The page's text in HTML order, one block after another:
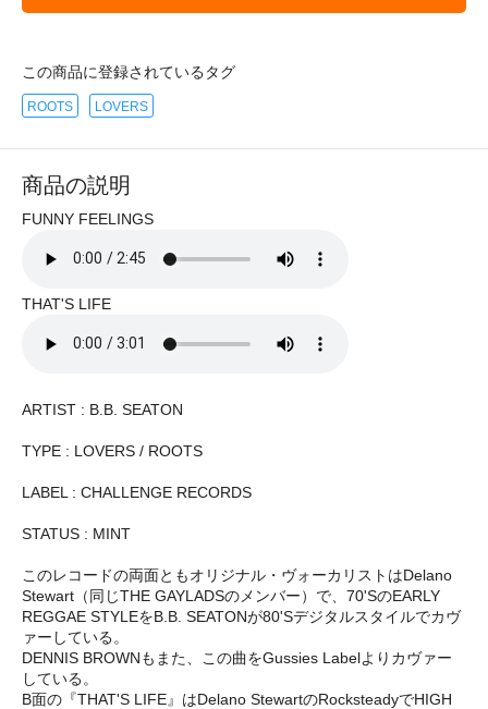
この商品に登録されているタグ
ROOTS LOVERS
商品の説明
FUNNY FEELINGS
THAT'S LIFE
ARTIST : B.B. SEATON
TYPE : LOVERS / ROOTS
LABEL : CHALLENGE RECORDS
STATUS : MINT
このレコードの両面ともオリジナル・ヴォーカリストはDelano
Stewart（同じTHE GAYLADSのメンバー）で、70'SのEARLY
REGGAE STYLEをB.B. SEATONが80'Sデジタルスタイルでカヴ
ァーしている。
DENNIS BROWNもまた、この曲をGussies Labelよりカヴァー
している。
B面の『THAT'S LIFE』はDelano StewartのRocksteadyでHIGH